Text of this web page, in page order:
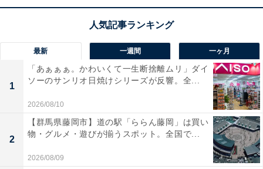
500Wで小型家電も動かせ、スマホアプリでの遠隔操作
や、停電時も安心なUPS機能まで搭載。コンパクトで持
ち運びやすく、車中泊やキャンプ、災害時の備えとして
も非常に優秀です。
ユーザーからは「充電がとにかく速い」「アプリ操作が
便利」と高く評価されています。一方で、「もう少し出
力が欲しかった」という声も。日常の節電から緊急時の
電源確保までスマートにこなしたい人には、おすすめの
最新 一週間 一ヶ月
1
「あぁぁぁ。かわいくて一生断捨離ムリ」ダイ
ソーのサンリオ日焼けシリーズが反響。全...
2026/08/10
2
【群馬県藤岡市】道の駅「ららん藤岡」は買い
物・グルメ・遊びが揃うスポット。全国で...
2026/08/09